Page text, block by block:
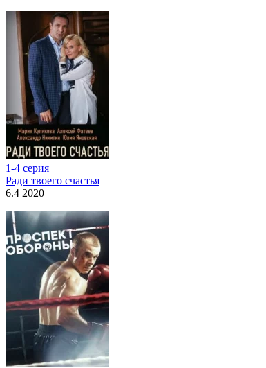
1-4 серия
Ради твоего счастья
6.4 2020